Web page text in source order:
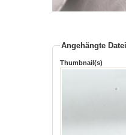
Angehängte
Thumbnail(s)